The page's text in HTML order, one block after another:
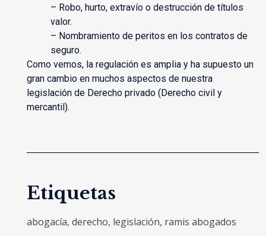
– Robo, hurto, extravío o destrucción de títulos
valor.
– Nombramiento de peritos en los contratos de
seguro.
Como vemos, la regulación es amplia y ha supuesto un
gran cambio en muchos aspectos de nuestra
legislación de Derecho privado (Derecho civil y
mercantil).
Etiquetas
abogacía, derecho, legislación, ramis abogados